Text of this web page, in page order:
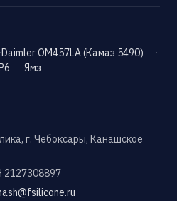
Daimler OM457LA (Камаз 5490)
Ямз
г. Чебоксары, Канашское
2127308897